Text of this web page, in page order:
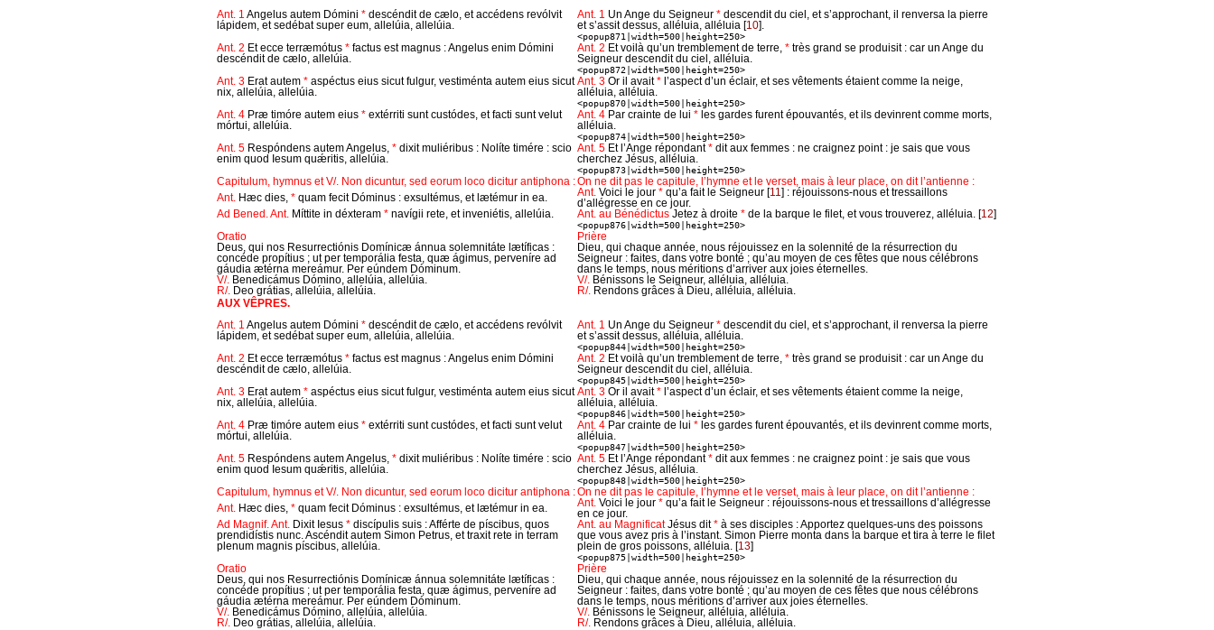
Ant. 1 Angelus autem Dómini * descéndit de cælo, et accédens revólvit
lápidem, et sedébat super eum, allelúia, allelúia.
Ant. 1 Un Ange du Seigneur * descendit du ciel, et s’approchant, il renversa la pierre
et s’assit dessus, alléluia, alléluia [10].
<popup871|width=500|height=250>
Ant. 2 Et ecce terræmótus * factus est magnus : Angelus enim Dómini
descéndit de cælo, allelúia.
Ant. 2 Et voilà qu’un tremblement de terre, * très grand se produisit : car un Ange du
Seigneur descendit du ciel, alléluia.
<popup872|width=500|height=250>
Ant. 3 Erat autem * aspéctus eius sicut fulgur, vestiménta autem eius sicut
nix, allelúia, allelúia.
Ant. 3 Or il avait* l’aspect d’un éclair, et ses vêtements étaient comme la neige,
alléluia, alléluia.
<popup870|width=500|height=250>
Ant. 4 Præ timóre autem eius * extérriti sunt custódes, et facti sunt velut
mórtui, allelúia.
Ant. 4 Par crainte de lui * les gardes furent épouvantés, et ils devinrent comme morts,
alléluia.
<popup874|width=500|height=250>
Ant. 5 Respóndens autem Angelus, * dixit muliéribus : Nolíte timére : scio
enim quod Iesum quǽritis, allelúia.
Ant. 5 Et l’Ange répondant* dit aux femmes : ne craignez point : je sais que vous
cherchez Jésus, alléluia.
<popup873|width=500|height=250>
Capitulum, hymnus et V/. Non dicuntur, sed eorum loco dicitur antiphona :On ne dit pas le capitule, l’hymne et le verset, mais à leur place, on dit l’antienne :
Ant. Hæc dies, * quam fecit Dóminus : exsultémus, et lætémur in ea. Ant. Voici le jour * qu’a fait le Seigneur [11] : réjouissons-nous et tressaillons
d’allégresse en ce jour.
Ad Bened. Ant. Míttite in déxteram * navígii rete, et inveniétis, allelúia. Ant. au Bénédictus Jetez à droite * de la barque le filet, et vous trouverez, alléluia. [12]
<popup876|width=500|height=250>
Oratio
Prière
Deus, qui nos Resurrectiónis Domínicæ ánnua solemnitáte lætíficas :
concéde propítius ; ut per temporália festa, quæ ágimus, perveníre ad
gáudia ætérna mereámur. Per eúndem Dóminum.
Dieu, qui chaque année, nous réjouissez en la solennité de la résurrection du
Seigneur : faites, dans votre bonté ; qu’au moyen de ces fêtes que nous célébrons
dans le temps, nous méritions d’arriver aux joies éternelles.
V/. Benedicámus Dómino, allelúia, allelúia. V/. Bénissons le Seigneur, alléluia, alléluia.
R/. Deo grátias, allelúia, allelúia. R/. Rendons grâces à Dieu, alléluia, alléluia.
AUX VÊPRES.
Ant. 1 Angelus autem Dómini * descéndit de cælo, et accédens revólvit
lápidem, et sedébat super eum, allelúia, allelúia.
Ant. 1 Un Ange du Seigneur * descendit du ciel, et s’approchant, il renversa la pierre
et s’assit dessus, alléluia, alléluia.
<popup844|width=500|height=250>
Ant. 2 Et ecce terræmótus * factus est magnus : Angelus enim Dómini
descéndit de cælo, allelúia.
Ant. 2 Et voilà qu’un tremblement de terre, * très grand se produisit : car un Ange du
Seigneur descendit du ciel, alléluia.
<popup845|width=500|height=250>
Ant. 3 Erat autem * aspéctus eius sicut fulgur, vestiménta autem eius sicut
nix, allelúia, allelúia.
Ant. 3 Or il avait* l’aspect d’un éclair, et ses vêtements étaient comme la neige,
alléluia, alléluia.
<popup846|width=500|height=250>
Ant. 4 Præ timóre autem eius * extérriti sunt custódes, et facti sunt velut
mórtui, allelúia.
Ant. 4 Par crainte de lui * les gardes furent épouvantés, et ils devinrent comme morts,
alléluia.
<popup847|width=500|height=250>
Ant. 5 Respóndens autem Angelus, * dixit muliéribus : Nolíte timére : scio
enim quod Iesum quǽritis, allelúia.
Ant. 5 Et l’Ange répondant* dit aux femmes : ne craignez point : je sais que vous
cherchez Jésus, alléluia.
<popup848|width=500|height=250>
Capitulum, hymnus et V/. Non dicuntur, sed eorum loco dicitur antiphona :On ne dit pas le capitule, l’hymne et le verset, mais à leur place, on dit l’antienne :
Ant. Hæc dies, * quam fecit Dóminus : exsultémus, et lætémur in ea. Ant. Voici le jour * qu’a fait le Seigneur : réjouissons-nous et tressaillons d’allégresse
en ce jour.
Ad Magnif. Ant. Dixit Iesus * discípulis suis : Afférte de píscibus, quos
prendidístis nunc. Ascéndit autem Simon Petrus, et traxit rete in terram
plenum magnis píscibus, allelúia.
Ant. au MagnificatJésus dit* à ses disciples : Apportez quelques-uns des poissons
que vous avez pris à l’instant. Simon Pierre monta dans la barque et tira à terre le filet
plein de gros poissons, alléluia. [13]
<popup875|width=500|height=250>
Oratio
Prière
Deus, qui nos Resurrectiónis Domínicæ ánnua solemnitáte lætíficas :
concéde propítius ; ut per temporália festa, quæ ágimus, perveníre ad
gáudia ætérna mereámur. Per eúndem Dóminum.
Dieu, qui chaque année, nous réjouissez en la solennité de la résurrection du
Seigneur : faites, dans votre bonté ; qu’au moyen de ces fêtes que nous célébrons
dans le temps, nous méritions d’arriver aux joies éternelles.
V/. Benedicámus Dómino, allelúia, allelúia. V/. Bénissons le Seigneur, alléluia, alléluia.
R/. Deo grátias, allelúia, allelúia. R/. Rendons grâces à Dieu, alléluia, alléluia.